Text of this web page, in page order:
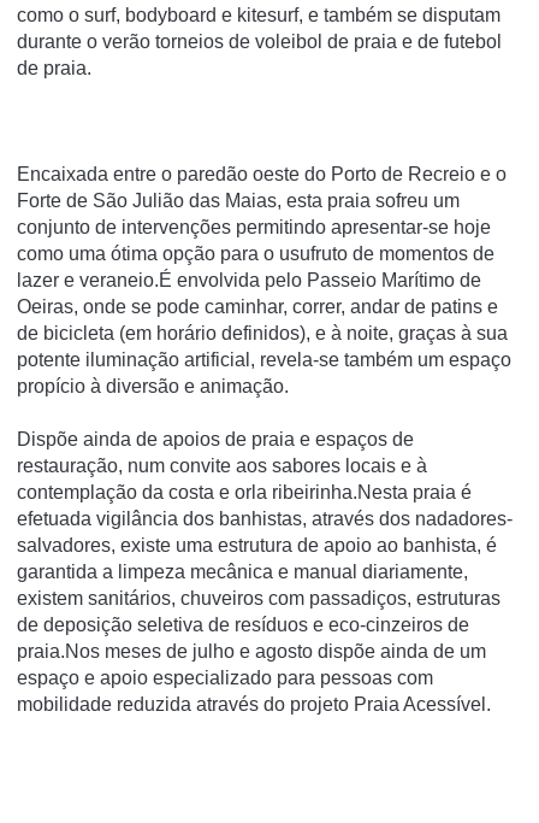
como o surf, bodyboard e kitesurf, e também se disputam
durante o verão torneios de voleibol de praia e de futebol
de praia.
Encaixada entre o paredão oeste do Porto de Recreio e o
Forte de São Julião das Maias, esta praia sofreu um
conjunto de intervenções permitindo apresentar-se hoje
como uma ótima opção para o usufruto de momentos de
lazer e veraneio.É envolvida pelo Passeio Marítimo de
Oeiras, onde se pode caminhar, correr, andar de patins e
de bicicleta (em horário definidos), e à noite, graças à sua
potente iluminação artificial, revela-se também um espaço
propício à diversão e animação.
Dispõe ainda de apoios de praia e espaços de
restauração, num convite aos sabores locais e à
contemplação da costa e orla ribeirinha.Nesta praia é
efetuada vigilância dos banhistas, através dos nadadores-
salvadores, existe uma estrutura de apoio ao banhista, é
garantida a limpeza mecânica e manual diariamente,
existem sanitários, chuveiros com passadiços, estruturas
de deposição seletiva de resíduos e eco-cinzeiros de
praia.Nos meses de julho e agosto dispõe ainda de um
espaço e apoio especializado para pessoas com
mobilidade reduzida através do projeto Praia Acessível.